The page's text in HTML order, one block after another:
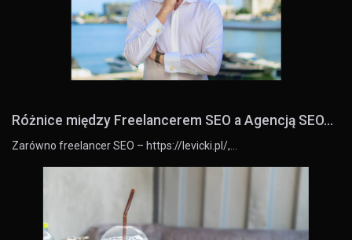
Różnice między Freelancerem SEO a Agencją SEO...
Zarówno freelancer SEO – https://levicki.pl/,…